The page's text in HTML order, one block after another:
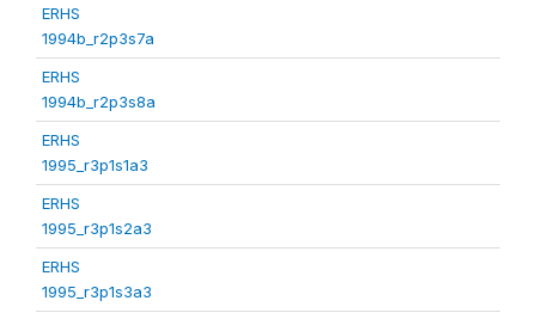
ERHS
1994b_r2p3s7a
ERHS
1994b_r2p3s8a
ERHS
1995_r3p1s1a3
ERHS
1995_r3p1s2a3
ERHS
1995_r3p1s3a3